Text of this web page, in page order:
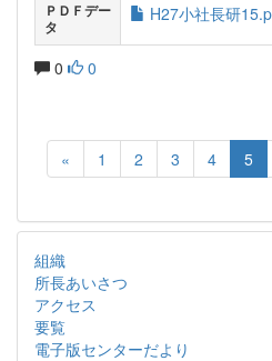
ＰＤＦデー
タ
H27小社長研
0 0
« 1 2 3 4 5
組織
所長あいさつ
アクセス
要覧
電子版センターだより